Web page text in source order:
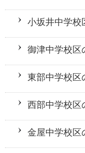
小坂井中学校
御津中学校区
東部中学校区
西部中学校区
金屋中学校区